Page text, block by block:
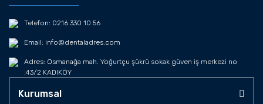
Telefon: 0216 330 10 56
Email: info@dentaladres.com
Adres: Osmanağa mah. Yoğurtçu şükrü sokak güven iş merkezi no
:43/2 KADIKÖY
Kurumsal